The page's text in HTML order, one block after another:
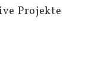
Projekte